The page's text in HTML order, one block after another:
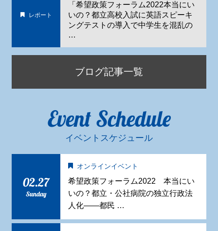
レポート
「希望政策フォーラム2022本当にい
いの？都立高校入試に英語スピーキ
ングテストの導入で中学生を混乱の
…
ブログ記事一覧
Event Schedule
イベントスケジュール
02.27
Sunday
オンラインイベント
希望政策フォーラム2022 本当にい
いの？都立・公社病院の独立行政法
人化——都民 …